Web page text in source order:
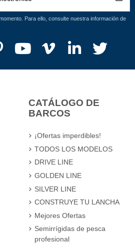
Para ello, consulte nuestra información de
CATÁLOGO DE
BARCOS
¡Ofertas imperdibles!
TODOS LOS MODELOS
DRIVE LINE
GOLDEN LINE
SILVER LINE
CONSTRUYE TU LANCHA
Mejores Ofertas
Semirrígidas de pesca
profesional